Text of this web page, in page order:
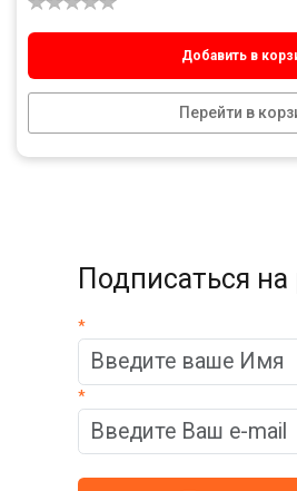
Добавить в
Перейти в
Подписаться
*
*